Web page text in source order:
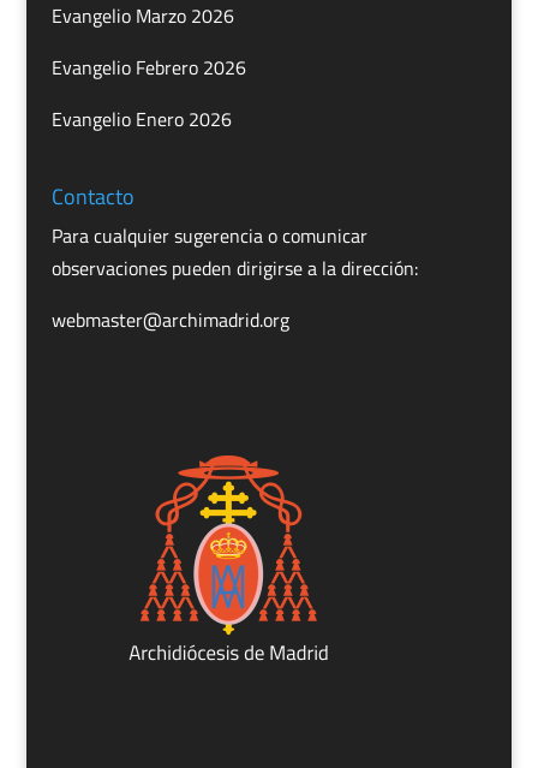
Evangelio Marzo 2026
Evangelio Febrero 2026
Evangelio Enero 2026
Contacto
Para cualquier sugerencia o comunicar
observaciones pueden dirigirse a la dirección:
webmaster@archimadrid.org